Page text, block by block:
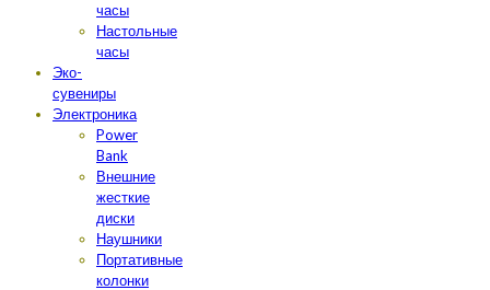
часы
Настольные
часы
Эко-
сувениры
Электроника
Power
Bank
Внешние
жесткие
диски
Наушники
Портативные
колонки